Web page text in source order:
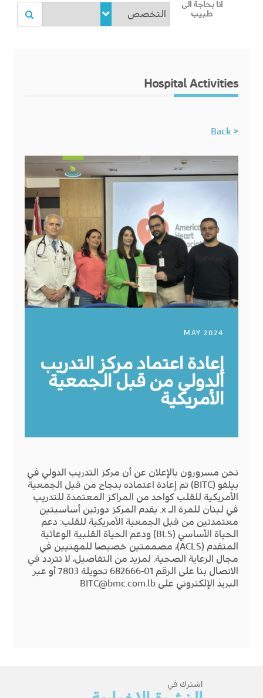
انا بحاجة الى
طبيب
Hospital Activities
< Back
MAY 2024
إعادة اعتماد مركز التدريب
الدولي من قبل الجمعية
الأمريكية
نحن مسرورون بالإعلان عن أن مركز التدريب الدولي في
بيلفو (BITC) تم إعادة اعتماده بنجاح من قبل الجمعية
الأمريكية للقلب كواحد من المراكز المعتمدة للتدريب
في لبنان للمرة الـ x. يقدم المركز دورتين أساسيتين
معتمدتين من قبل الجمعية الأمريكية للقلب: دعم
الحياة الأساسي (BLS) ودعم الحياة القلبية الوعائية
المتقدم (ACLS)، مصممتين خصيصًا للمهنيين في
مجال الرعاية الصحية. لمزيد من التفاصيل، لا تتردد في
الاتصال بنا على الرقم 01-682666 تحويلة 7803 أو عبر
البريد الإلكتروني علىBITC@bmc.com.lb
اشترك في